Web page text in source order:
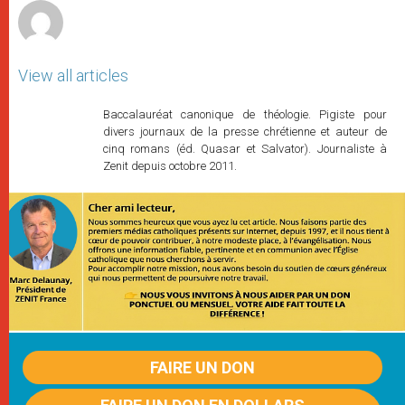
View all articles
Baccalauréat canonique de théologie. Pigiste pour
divers journaux de la presse chrétienne et auteur de
cinq romans (éd. Quasar et Salvator). Journaliste à
Zenit depuis octobre 2011.
FAIRE UN DON